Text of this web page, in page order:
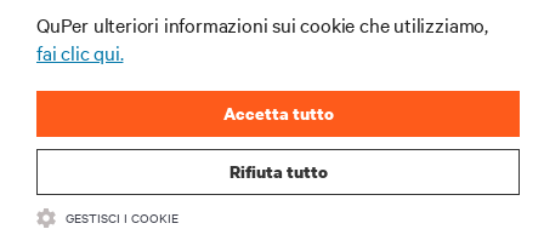
QuPer ulteriori informazioni sui cookie che utilizziamo,
fai clic qui.
Rifiuta tutto
Accetta tutto
GESTISCI I COOKIE